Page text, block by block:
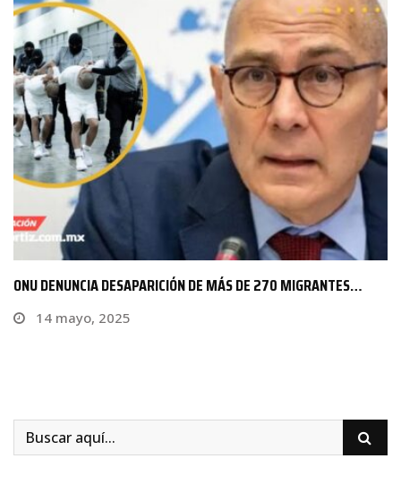
HURACÁN LIDIA SE INTENSIFICA A CATEGORÍA 4
10 octubre, 2023